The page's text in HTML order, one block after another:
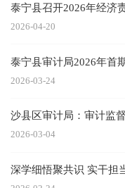
泰宁县召开2026年经济
2026-04-20
泰宁县审计局2026年首
2026-03-24
沙县区审计局：审计监
2026-03-04
深学细悟聚共识 实干担